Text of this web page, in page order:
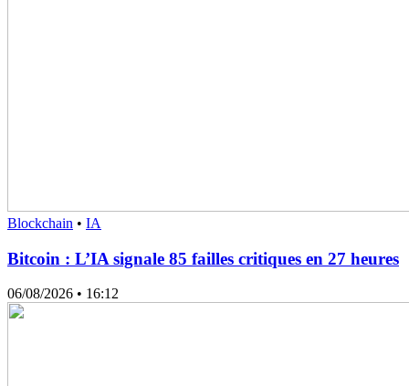
Blockchain • IA
Bitcoin : L’IA signale 85 failles critiques en 27 heures
06/08/2026 • 16:12